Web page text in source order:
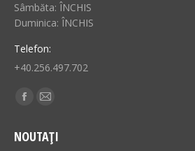
Sâmbăta: ÎNCHIS
Duminica: ÎNCHIS
Telefon:
+40.256.497.702
Find us on:
Facebook
opens
Mail
opens
NOUTAȚI